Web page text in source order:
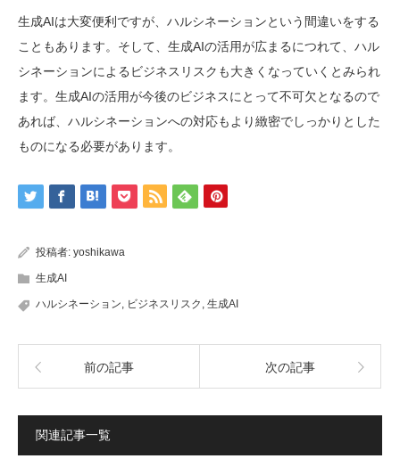
生成AIは大変便利ですが、ハルシネーションという間違いをする
こともあります。そして、生成AIの活用が広まるにつれて、ハル
シネーションによるビジネスリスクも大きくなっていくとみられ
ます。生成AIの活用が今後のビジネスにとって不可欠となるので
あれば、ハルシネーションへの対応もより緻密でしっかりとした
ものになる必要があります。
投稿者: yoshikawa
生成AI
ハルシネーション ビジネスリスク 生成AI
前の記事 次の記事
関連記事一覧